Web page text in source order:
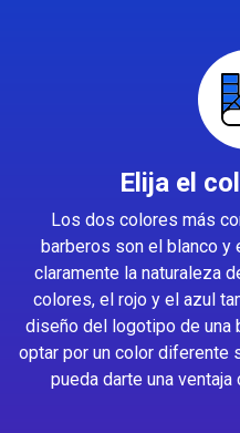
Elija el
Los dos colores más
barberos son el blanco y
claramente la naturaleza
colores, el rojo y el azul
diseño del logotipo de una
optar por un color diferente
pueda darte una